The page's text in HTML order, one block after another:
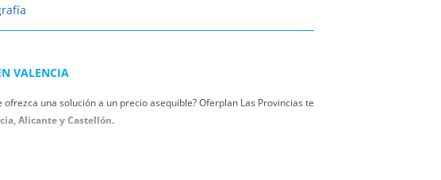
VALENCIA
una solución a un precio asequible? Oferplan Las Provincias te
Alicante y Castellón.
de fontanería.